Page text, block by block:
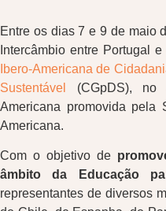
Entre os dias 7 e 9 de maio
Intercâmbio entre Portugal
Ibero-Americana de
Sustentável
(CGpDS), no
Americana promovida pela
Americana.
Com o objetivo de
âmbito da Educação
representantes de diversos